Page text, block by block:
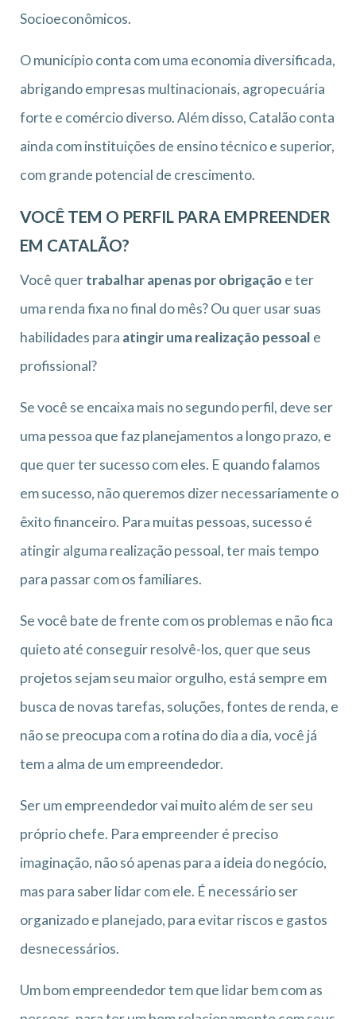
Socioeconômicos.
O município conta com uma economia diversificada,
abrigando empresas multinacionais, agropecuária
forte e comércio diverso. Além disso, Catalão conta
ainda com instituições de ensino técnico e superior,
com grande potencial de crescimento.
VOCÊ TEM O PERFIL PARA EMPREENDER
EM CATALÃO?
Você quertrabalhar apenas por obrigação e ter
uma renda fixa no final do mês? Ou quer usar suas
habilidades para atingir uma realização pessoal e
profissional?
Se você se encaixa mais no segundo perfil, deve ser
uma pessoa que faz planejamentos a longo prazo, e
que quer ter sucesso com eles. E quando falamos
em sucesso, não queremos dizer necessariamente o
êxito financeiro. Para muitas pessoas, sucesso é
atingir alguma realização pessoal, ter mais tempo
para passar com os familiares.
Se você bate de frente com os problemas e não fica
quieto até conseguir resolvê-los, quer que seus
projetos sejam seu maior orgulho, está sempre em
busca de novas tarefas, soluções, fontes de renda, e
não se preocupa com a rotina do dia a dia, você já
tem a alma de um empreendedor.
Ser um empreendedor vai muito além de ser seu
próprio chefe. Para empreender é preciso
imaginação, não só apenas para a ideia do negócio,
mas para saber lidar com ele. É necessário ser
organizado e planejado, para evitar riscos e gastos
desnecessários.
Um bom empreendedor tem que lidar bem com as